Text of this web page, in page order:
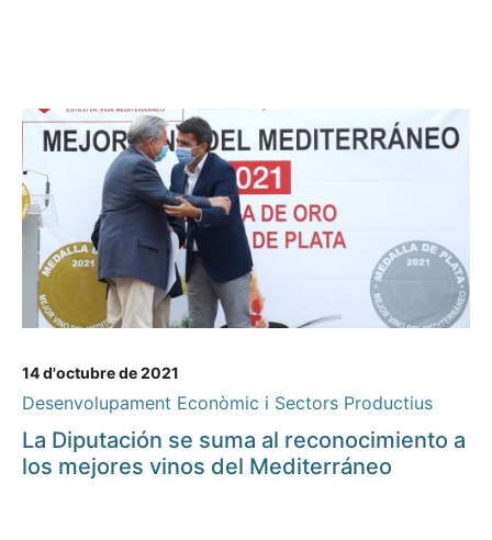
14 d'octubre de 2021
Desenvolupament Econòmic i Sectors Productius
La Diputación se suma al reconocimiento a
los mejores vinos del Mediterráneo